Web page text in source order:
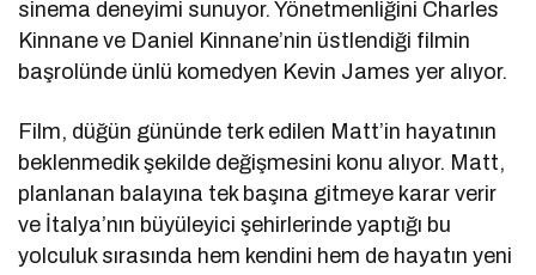
sinema deneyimi sunuyor. Yönetmenliğini Charles
Kinnane ve Daniel Kinnane’nin üstlendiği filmin
başrolünde ünlü komedyen Kevin James yer alıyor.
Film, düğün gününde terk edilen Matt’in hayatının
beklenmedik şekilde değişmesini konu alıyor. Matt,
planlanan balayına tek başına gitmeye karar verir
ve İtalya’nın büyüleyici şehirlerinde yaptığı bu
yolculuk sırasında hem kendini hem de hayatın yeni